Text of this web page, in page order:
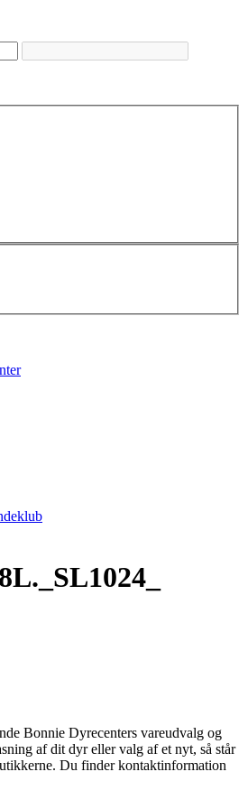
Bonnie Dyrecenters vareudvalg og
af dit dyr eller valg af et nyt, så står
Du finder kontaktinformation